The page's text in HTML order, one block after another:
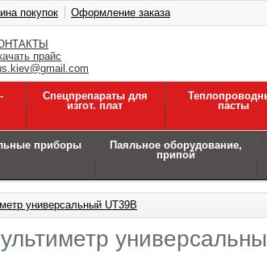
прайс
покупок Оформление заказа
Спецпрепараты для
изгот. плат
пасты
приборы
Паяльное оборудование,
припой
универсальный UT39B